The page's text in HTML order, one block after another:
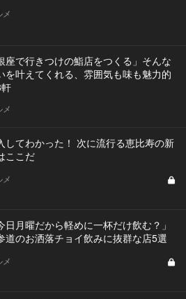
メ
座で行きつけの鮨店をつくる」そんな
を叶えてくれる、雰囲気も味も魅力的
メ
してわかった！ 次に流行る恵比寿の新
ここだ
メ
日月曜だから軽めに一杯だけ飲む？」
道のお洒落チョイ飲みに抜群な店5選
メ